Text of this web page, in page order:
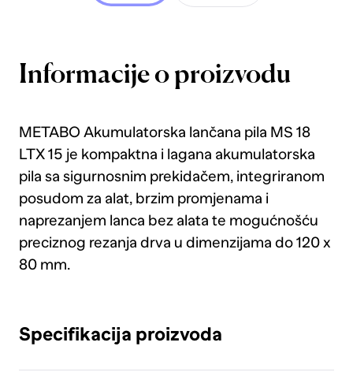
Informacije o proizvodu
METABO Akumulatorska lančana pila MS 18
LTX 15 je kompaktna i lagana akumulatorska
pila sa sigurnosnim prekidačem, integriranom
posudom za alat, brzim promjenama i
naprezanjem lanca bez alata te mogućnošću
preciznog rezanja drva u dimenzijama do 120 x
80 mm.
Specifikacija proizvoda